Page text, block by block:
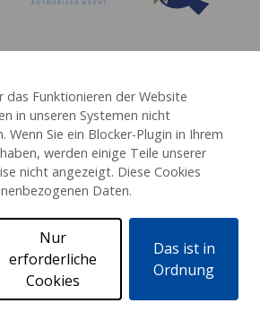
das Funktionieren der Website
in unseren Systemen nicht
Wenn Sie ein Blocker-Plugin in Ihrem
werden einige Teile unserer
nicht angezeigt. Diese Cookies
Daten.
Das ist in
Ordnung
Nur
erforderliche
Cookies
Cookies AGB's
Impressum
zur Barrierefreiheit
– Alle Rechte vorbehalten